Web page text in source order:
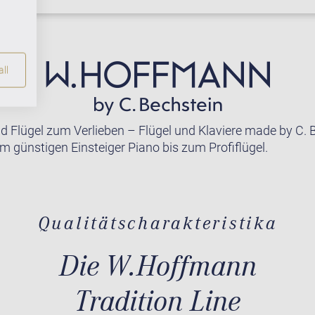
Flügel zum Verlieben – Flügel und Klaviere made by C.
günstigen Einsteiger Piano bis zum Profiflügel.
Qualitätscharakteristika
Die W.Hoffmann
Tradition Line